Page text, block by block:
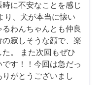
に不安なことを感じ
り、犬が本当に懐い
わんちゃんとも仲良
寂しそうな顔で、楽
。 また次回もぜひ
す！！今回は急だっ
がとうございまし